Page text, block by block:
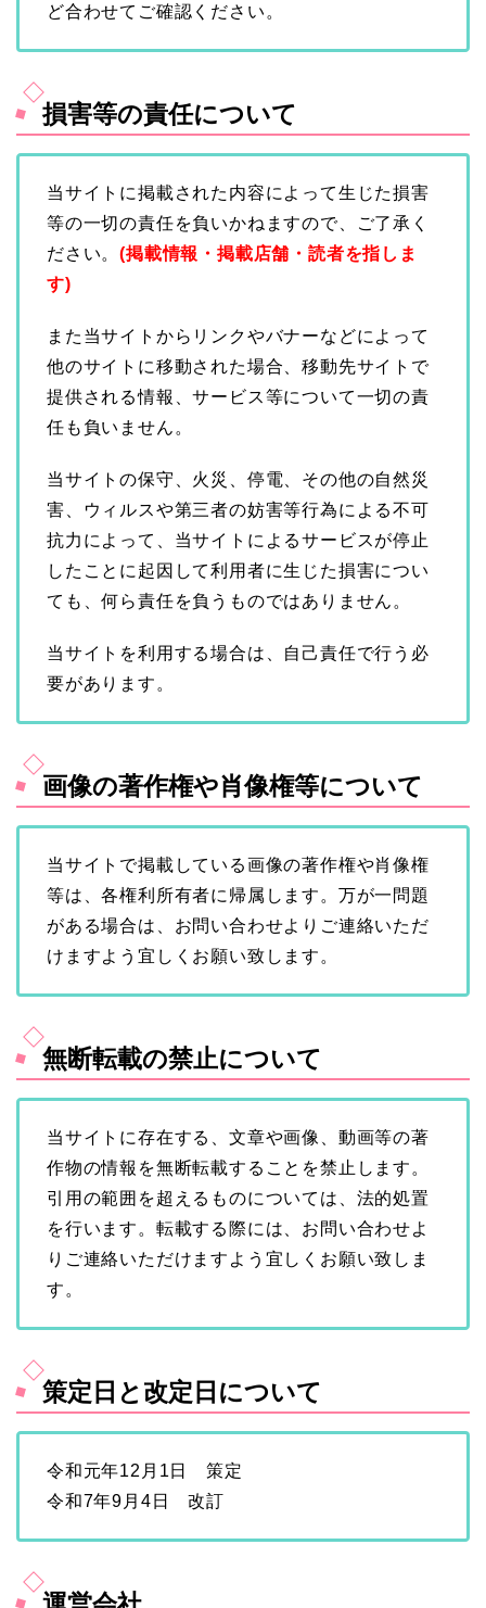
ど合わせてご確認ください。
損害等の責任について
当サイトに掲載された内容によって生じた損害
等の一切の責任を負いかねますので、ご了承く
ださい。(掲載情報・掲載店舗・読者を指しま
す)
また当サイトからリンクやバナーなどによって
他のサイトに移動された場合、移動先サイトで
提供される情報、サービス等について一切の責
任も負いません。
当サイトの保守、火災、停電、その他の自然災
害、ウィルスや第三者の妨害等行為による不可
抗力によって、当サイトによるサービスが停止
したことに起因して利用者に生じた損害につい
ても、何ら責任を負うものではありません。
当サイトを利用する場合は、自己責任で行う必
要があります。
画像の著作権や肖像権等について
当サイトで掲載している画像の著作権や肖像権
等は、各権利所有者に帰属します。万が一問題
がある場合は、お問い合わせよりご連絡いただ
けますよう宜しくお願い致します。
無断転載の禁止について
当サイトに存在する、文章や画像、動画等の著
作物の情報を無断転載することを禁止します。
引用の範囲を超えるものについては、法的処置
を行います。転載する際には、お問い合わせよ
りご連絡いただけますよう宜しくお願い致しま
す。
策定日と改定日について
令和元年12月1日 策定
令和7年9月4日 改訂